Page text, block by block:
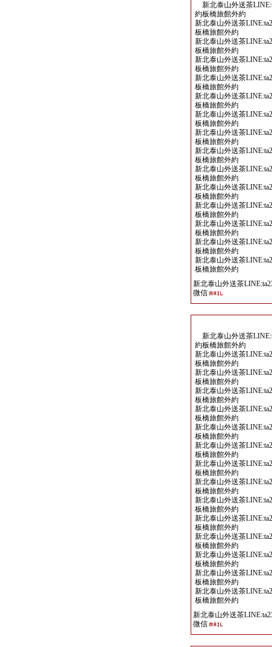
新北泰山外送茶
約板橋旅館外約
新北泰山外送茶
板橋旅館外約
新北泰山外送茶
板橋旅館外約
新北泰山外送茶
板橋旅館外約
新北泰山外送茶
板橋旅館外約
新北泰山外送茶
板橋旅館外約
新北泰山外送茶
板橋旅館外約
新北泰山外送茶
板橋旅館外約
新北泰山外送茶
板橋旅館外約
新北泰山外送茶
板橋旅館外約
新北泰山外送茶
板橋旅館外約
新北泰山外送茶
板橋旅館外約
新北泰山外送茶
板橋旅館外約
新北泰山外送茶
板橋旅館外約
新北泰山外送茶
板橋旅館外約
新北泰山外送茶
微信
新北泰山外送茶
約板橋旅館外約
新北泰山外送茶
板橋旅館外約
新北泰山外送茶
板橋旅館外約
新北泰山外送茶
板橋旅館外約
新北泰山外送茶
板橋旅館外約
新北泰山外送茶
板橋旅館外約
新北泰山外送茶
板橋旅館外約
新北泰山外送茶
板橋旅館外約
新北泰山外送茶
板橋旅館外約
新北泰山外送茶
板橋旅館外約
新北泰山外送茶
板橋旅館外約
新北泰山外送茶
板橋旅館外約
新北泰山外送茶
板橋旅館外約
新北泰山外送茶
板橋旅館外約
新北泰山外送茶
板橋旅館外約
新北泰山外送茶
微信